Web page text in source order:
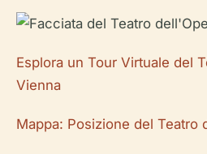
Esplora un Tour Virtuale del
Vienna
Mappa: Posizione del Teatro